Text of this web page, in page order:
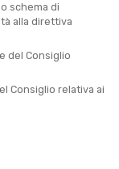
schema di
alla direttiva
del Consiglio
Consiglio relativa ai